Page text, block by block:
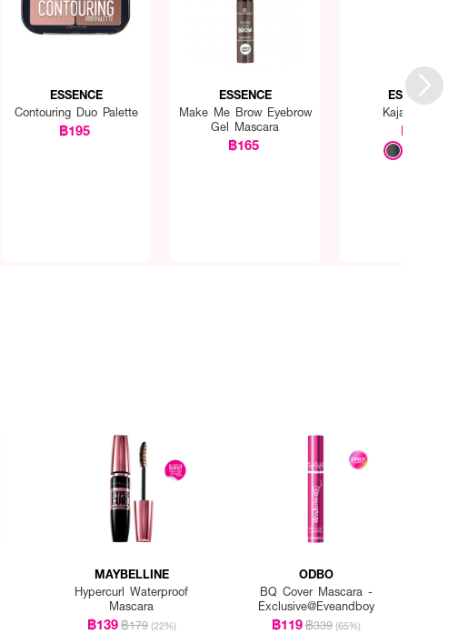
ESSENCE
Contouring Duo Palette
฿195
ESSENCE
Make Me Brow Eyebrow
Gel Mascara
฿165
ESSENCE
Kajal Pencil
฿65
MAYBELLINE
Hypercurl Waterproof
Mascara
฿139฿179 (22%)
ODBO
BQ Cover Mascara -
Exclusive@Eveandboy
฿119฿339 (65%)